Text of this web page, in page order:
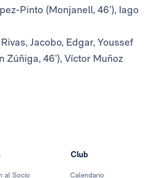
Pinto (Monjanell, 46’), Iago
Jacobo, Edgar, Youssef
Zúñiga, 46’), Víctor Muñoz
al Socio
Club
Calendario